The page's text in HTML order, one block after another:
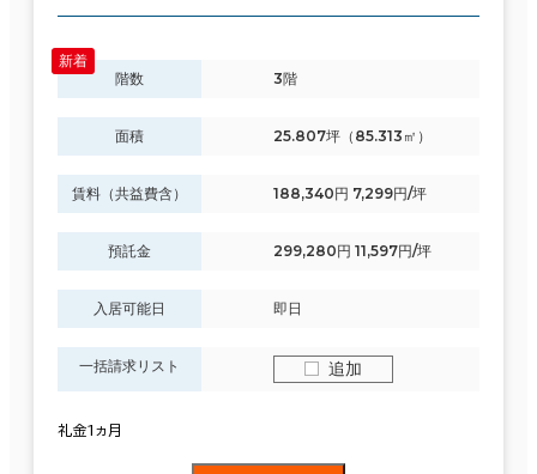
階数 3階
面積 25.807坪（85.313㎡）
賃料（共益費含） 188,340円 7,299円/坪
預託金 299,280円 11,597円/坪
入居可能日 即日
一括請求リスト 追加
礼金1ヵ月